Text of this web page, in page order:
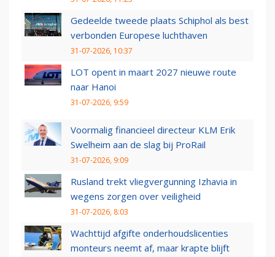
Gedeelde tweede plaats Schiphol als best
verbonden Europese luchthaven
31-07-2026, 10:37
LOT opent in maart 2027 nieuwe route
naar Hanoi
31-07-2026, 9:59
Voormalig financieel directeur KLM Erik
Swelheim aan de slag bij ProRail
31-07-2026, 9:09
Rusland trekt vliegvergunning Izhavia in
wegens zorgen over veiligheid
31-07-2026, 8:03
Wachttijd afgifte onderhoudslicenties
monteurs neemt af, maar krapte blijft